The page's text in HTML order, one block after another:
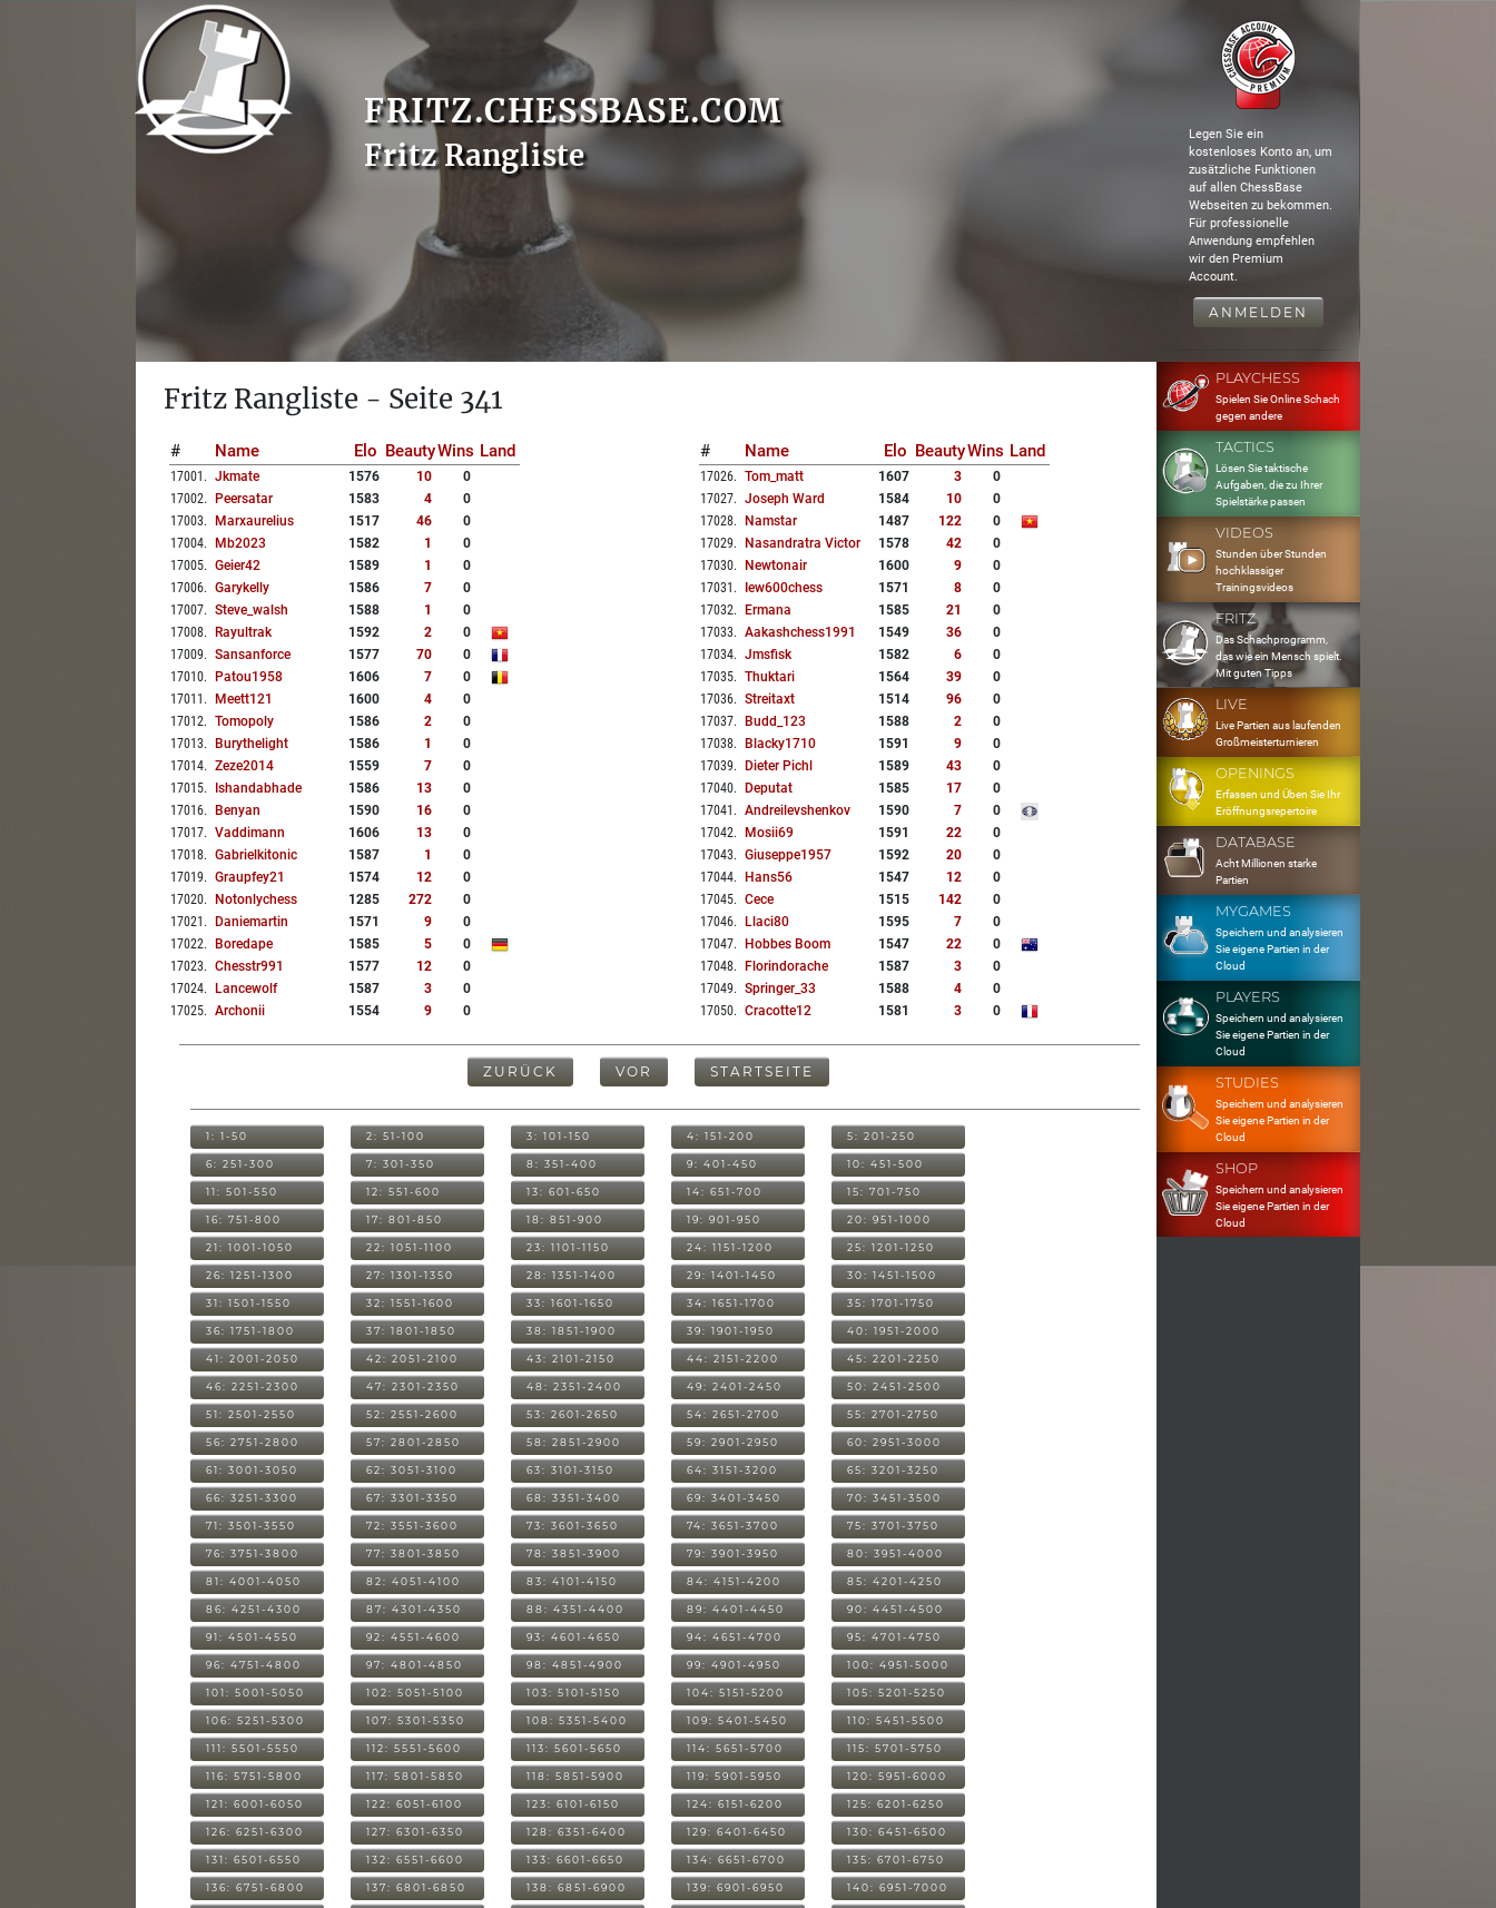
FRITZ.CHESSBASE.COM
Fritz Rangliste
Legen Sie ein
kostenloses Konto an, um
zusätzliche Funktionen
auf allen ChessBase
Webseiten zu bekommen.
Für professionelle
Anwendung empfehlen
wir den Premium
Account.
ANMELDEN
Fritz Rangliste - Seite 341
# Name Elo BeautyWins Land
17001 . Jkmate 1576 10
0
17002. Peersatar 1583 4
0
17003. Marxaurelius 1517 46
0
17004. Mb2023 1582 1
0
17005. Geier42 1589 1
0
17006. Garykelly 1586 7
0
17007. Steve_walsh 1588 1
0
17008. Rayultrak 1592 2
0
17009. Sansanforce 1577 70
0
17010. Patou1958 1606 7
0
17011 . Meett121 1600 4
0
17012. Tomopoly 1586 2
0
17013. Burythelight 1586 1
0
17014. Zeze2014 1559 7
0
17015. Ishandabhade 1586 13
0
17016. Benyan 1590 16
0
17017. Vaddimann 1606 13
0
17018. Gabrielkitonic 1587 1
0
17019. Graupfey21 1574 12
0
17020. Notonlychess 1285 272
0
17021 . Daniemartin 1571 9
0
17022. Boredape 1585 5
0
17023. Chesstr991 1577 12
0
17024. Lancewolf 1587 3
0
17025. Archonii 1554 9 0
# Name Elo BeautyWins Land
17026. Tom_matt 1607 3
0
17027. Joseph Ward 1584 10
0
17028. Namstar 1487 122
0
17029. Nasandratra Victor 1578 42
0
17030. Newtonair 1600 9
0
17031 . Iew600chess 1571 8
0
17032. Ermana 1585 21
0
17033. Aakashchess1991 1549 36
0
17034. Jmsfisk 1582 6
0
17035. Thuktari 1564 39
0
17036. Streitaxt 1514 96
0
17037. Budd_123 1588 2
0
17038. Blacky1710 1591 9
0
17039. Dieter Pichl 1589 43
0
17040. Deputat 1585 17
0
17041 . Andreilevshenkov 1590 7
0
17042. Mosii69 1591 22
0
17043. Giuseppe1957 1592 20
0
17044. Hans56 1547 12
0
17045. Cece 1515 142
0
17046. Llaci80 1595 7
0
17047. Hobbes Boom 1547 22
0
17048. Florindorache 1587 3
0
17049. Springer_33 1588 4
0
17050. Cracotte12 1581 3 0
ZURÜCK VOR STARTSEITE
1: 1-50 2: 51-100 3: 101-150 4: 151-200 5: 201-250
6: 251-300 7: 301-350 8: 351-400 9: 401-450 10: 451-500
11: 501-550 12: 551-600 13: 601-650 14: 651-700 15: 701-750
16: 751-800 17: 801-850 18: 851-900 19: 901-950 20: 951-1000
21: 1001-1050 22: 1051-1100 23: 1101-1150 24: 1151-1200 25: 1201-1250
26: 1251-1300 27: 1301-1350 28: 1351-1400 29: 1401-1450 30: 1451-1500
31: 1501-1550 32: 1551-1600 33: 1601-1650 34: 1651-1700 35: 1701-1750
36: 1751-1800 37: 1801-1850 38: 1851-1900 39: 1901-1950 40: 1951-2000
41: 2001-2050 42: 2051-2100 43: 2101-2150 44: 2151-2200 45: 2201-2250
46: 2251-2300 47: 2301-2350 48: 2351-2400 49: 2401-2450 50: 2451-2500
51: 2501-2550 52: 2551-2600 53: 2601-2650 54: 2651-2700 55: 2701-2750
56: 2751-2800 57: 2801-2850 58: 2851-2900 59: 2901-2950 60: 2951-3000
61: 3001-3050 62: 3051-3100 63: 3101-3150 64: 3151-3200 65: 3201-3250
66: 3251-3300 67: 3301-3350 68: 3351-3400 69: 3401-3450 70: 3451-3500
71: 3501-3550 72: 3551-3600 73: 3601-3650 74: 3651-3700 75: 3701-3750
76: 3751-3800 77: 3801-3850 78: 3851-3900 79: 3901-3950 80: 3951-4000
81: 4001-4050 82: 4051-4100 83: 4101-4150 84: 4151-4200 85: 4201-4250
86: 4251-4300 87: 4301-4350 88: 4351-4400 89: 4401-4450 90: 4451-4500
91: 4501-4550 92: 4551-4600 93: 4601-4650 94: 4651-4700 95: 4701-4750
96: 4751-4800 97: 4801-4850 98: 4851-4900 99: 4901-4950 100: 4951-5000
101: 5001-5050 102: 5051-5100 103: 5101-5150 104: 5151-5200 105: 5201-5250
106: 5251-5300 107: 5301-5350 108: 5351-5400 109: 5401-5450 110: 5451-5500
111: 5501-5550 112: 5551-5600 113: 5601-5650 114: 5651-5700 115: 5701-5750
116: 5751-5800 117: 5801-5850 118: 5851-5900 119: 5901-5950 120: 5951-6000
121: 6001-6050 122: 6051-6100 123: 6101-6150 124: 6151-6200 125: 6201-6250
126: 6251-6300 127: 6301-6350 128: 6351-6400 129: 6401-6450 130: 6451-6500
131: 6501-6550 132: 6551-6600 133: 6601-6650 134: 6651-6700 135: 6701-6750
136: 6751-6800 137: 6801-6850 138: 6851-6900 139: 6901-6950 140: 6951-7000
PLAYCHESS
Spielen Sie Online Schach
gegen andere
TACTICS
Lösen Sie taktische
Aufgaben, die zu Ihrer
Spielstärke passen
VIDEOS
Stunden über Stunden
hochklassiger
Trainingsvideos
FRITZ
Das Schachprogramm,
das wie ein Mensch spielt.
Mit guten Tipps
LIVE
Live Partien aus laufenden
Großmeisterturnieren
OPENINGS
Erfassen und Üben Sie Ihr
Eröffnungsrepertoire
DATABASE
Acht Millionen starke
Partien
MYGAMES
Speichern und analysieren
Sie eigene Partien in der
Cloud
PLAYERS
Speichern und analysieren
Sie eigene Partien in der
Cloud
STUDIES
Speichern und analysieren
Sie eigene Partien in der
Cloud
SHOP
Speichern und analysieren
Sie eigene Partien in der
Cloud